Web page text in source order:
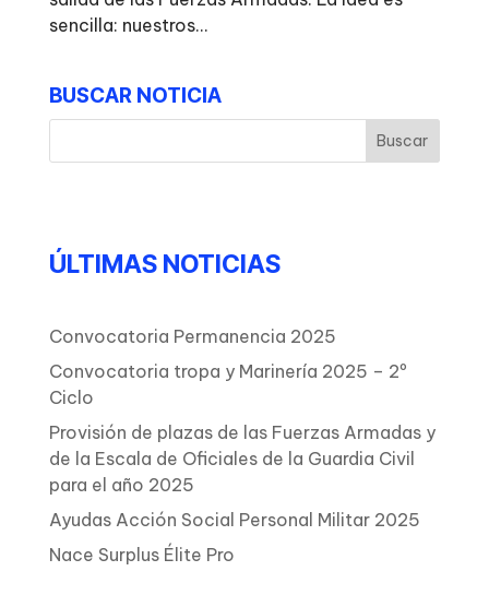
sencilla: nuestros...
BUSCAR NOTICIA
ÚLTIMAS NOTICIAS
Convocatoria Permanencia 2025
Convocatoria tropa y Marinería 2025 – 2º
Ciclo
Provisión de plazas de las Fuerzas Armadas y
de la Escala de Oficiales de la Guardia Civil
para el año 2025
Ayudas Acción Social Personal Militar 2025
Nace Surplus Élite Pro